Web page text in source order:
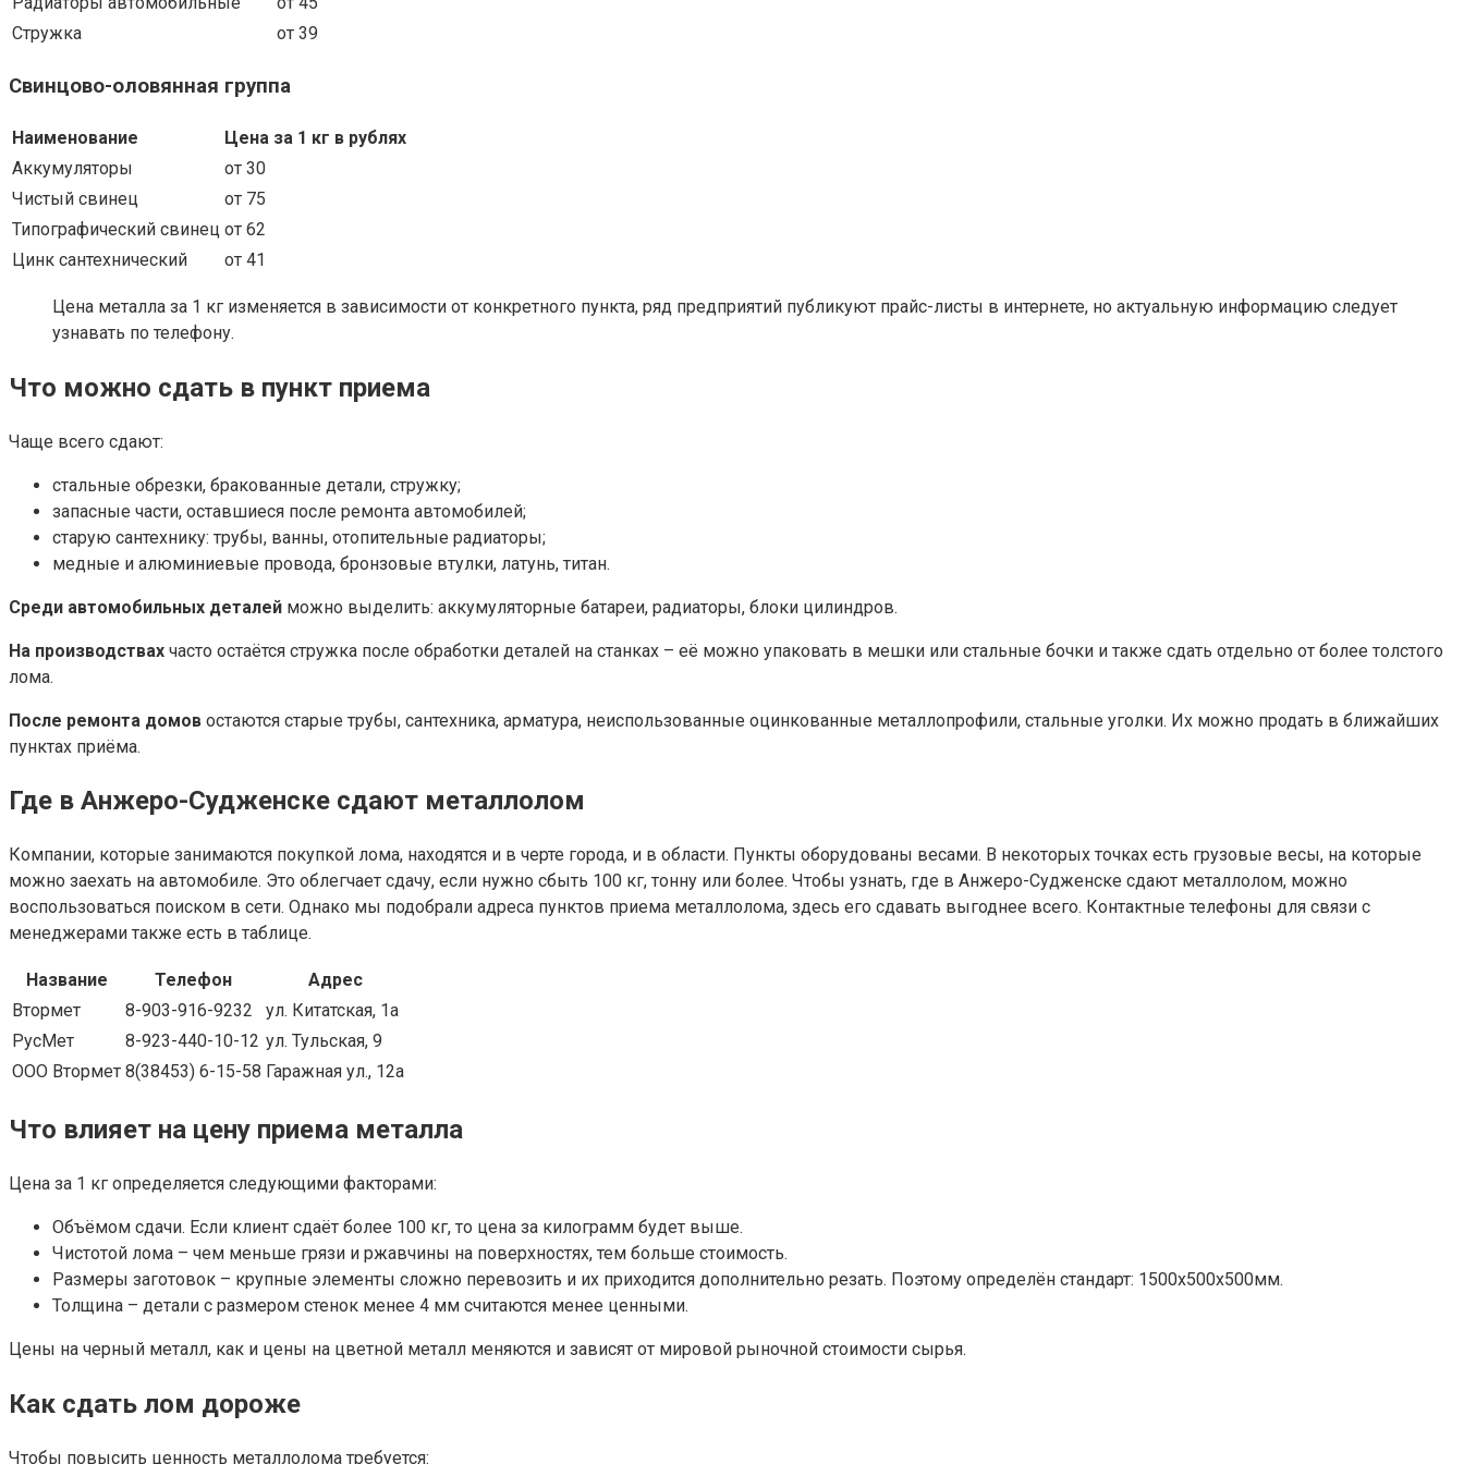
Стружка
от 39
Свинцово-оловянная группа
Наименование
Цена за 1 кг в рублях
Аккумуляторы
от 30
Чистый свинец
от 75
Типографический свинец от 62
Цинк сантехнический
от 41
Цена металла за 1 кг изменяется в зависимости от конкретного пункта, ряд предприятий публикуют прайс-листы в интернете, но актуальную информацию следует
узнавать по телефону.
Что можно сдать в пункт приема
Чаще всего сдают:
стальные обрезки, бракованные детали, стружку;
запасные части, оставшиеся после ремонта автомобилей;
старую сантехнику: трубы, ванны, отопительные радиаторы;
медные и алюминиевые провода, бронзовые втулки, латунь, титан.
Среди автомобильных деталей можно выделить: аккумуляторные батареи, радиаторы, блоки цилиндров.
На производствах часто остаётся стружка после обработки деталей на станках – её можно упаковать в мешки или стальные бочки и также сдать отдельно от более толстого
лома.
После ремонта домов остаются старые трубы, сантехника, арматура, неиспользованные оцинкованные металлопрофили, стальные уголки. Их можно продать в ближайших
пунктах приёма.
Где в Анжеро-Судженске сдают металлолом
Компании, которые занимаются покупкой лома, находятся и в черте города, и в области. Пункты оборудованы весами. В некоторых точках есть грузовые весы, на которые
можно заехать на автомобиле. Это облегчает сдачу, если нужно сбыть 100 кг, тонну или более. Чтобы узнать, где в Анжеро-Судженске сдают металлолом, можно
воспользоваться поиском в сети. Однако мы подобрали адреса пунктов приема металлолома, здесь его сдавать выгоднее всего. Контактные телефоны для связи с
менеджерами также есть в таблице.
Название Телефон
Адрес
Втормет
8-903-916-9232
ул. Китатская, 1а
РусМет
8-923-440-10-12 ул. Тульская, 9
ООО Втормет 8(38453) 6-15-58 Гаражная ул., 12а
Что влияет на цену приема металла
Цена за 1 кг определяется следующими факторами:
Объёмом сдачи. Если клиент сдаёт более 100 кг, то цена за килограмм будет выше.
Чистотой лома – чем меньше грязи и ржавчины на поверхностях, тем больше стоимость.
Размеры заготовок – крупные элементы сложно перевозить и их приходится дополнительно резать. Поэтому определён стандарт: 1500х500х500мм.
Толщина – детали с размером стенок менее 4 мм считаются менее ценными.
Цены на черный металл, как и цены на цветной металл меняются и зависят от мировой рыночной стоимости сырья.
Как сдать лом дороже
Чтобы повысить ценность металлолома требуется: